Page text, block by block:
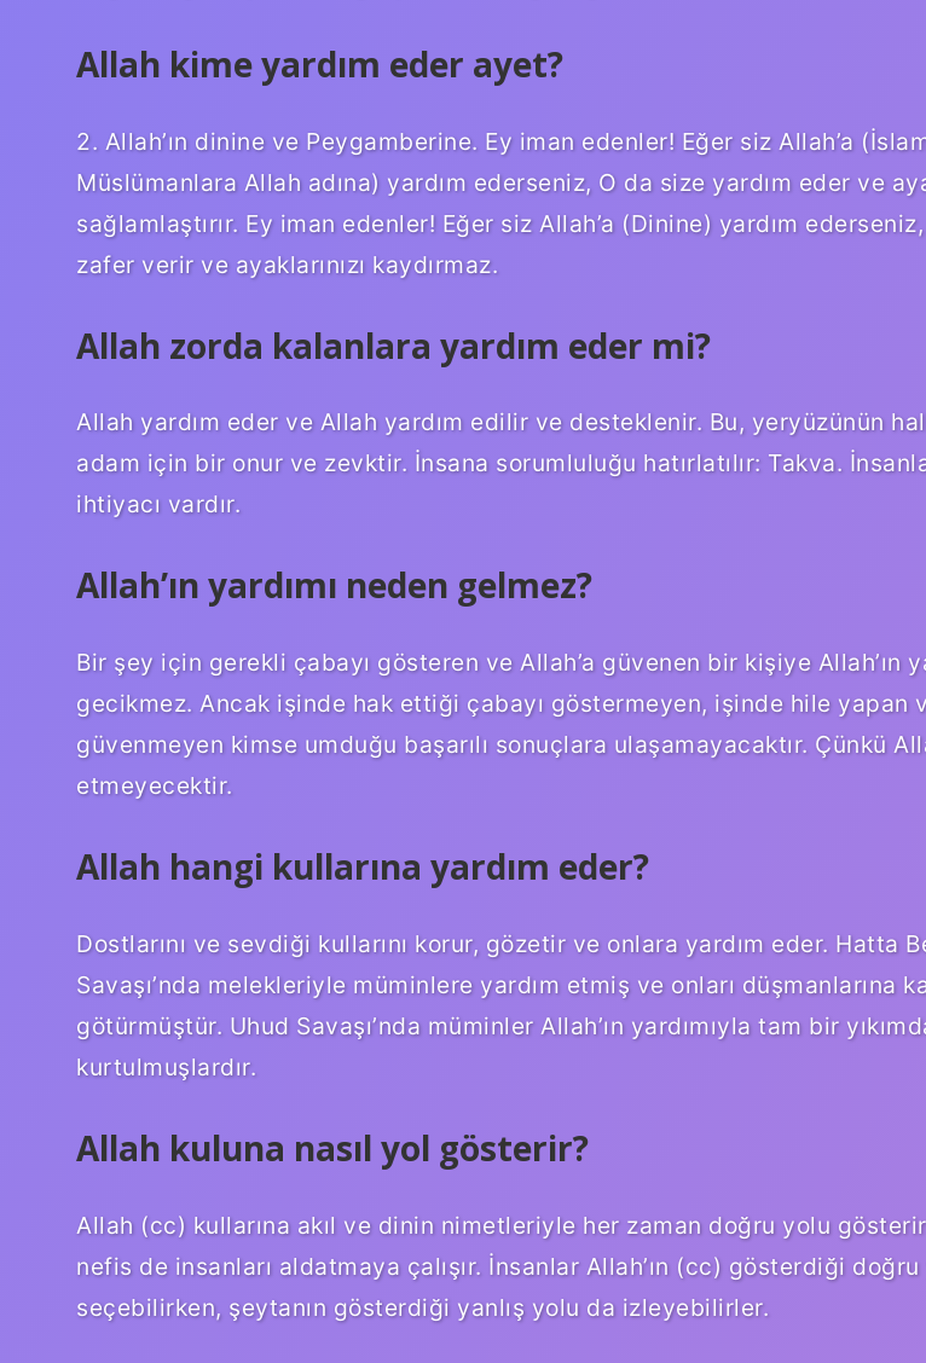
Allah kime yardım eder ayet?
2. Allah’ın dinine ve Peygamberine. Ey iman edenler! Eğer siz Allah’a
Müslümanlara Allah adına) yardım ederseniz, O da size yardım eder ve
sağlamlaştırır. Ey iman edenler! Eğer siz Allah’a (Dinine) yardım
zafer verir ve ayaklarınızı kaydırmaz.
Allah zorda kalanlara yardım eder mi?
Allah yardım eder ve Allah yardım edilir ve desteklenir. Bu, yeryüzünün
adam için bir onur ve zevktir. İnsana sorumluluğu hatırlatılır: Takva.
ihtiyacı vardır.
Allah’ın yardımı neden gelmez?
Bir şey için gerekli çabayı gösteren ve Allah’a güvenen bir kişiye Allah’ın
gecikmez. Ancak işinde hak ettiği çabayı göstermeyen, işinde hile yapan
güvenmeyen kimse umduğu başarılı sonuçlara ulaşamayacaktır. Çünkü
etmeyecektir.
Allah hangi kullarına yardım eder?
Dostlarını ve sevdiği kullarını korur, gözetir ve onlara yardım eder. Hatta
Savaşı’nda melekleriyle müminlere yardım etmiş ve onları düşmanlarına
götürmüştür. Uhud Savaşı’nda müminler Allah’ın yardımıyla tam bir
kurtulmuşlardır.
Allah kuluna nasıl yol gösterir?
Allah (cc) kullarına akıl ve dinin nimetleriyle her zaman doğru yolu
nefis de insanları aldatmaya çalışır. İnsanlar Allah’ın (cc) gösterdiği
seçebilirken, şeytanın gösterdiği yanlış yolu da izleyebilirler.